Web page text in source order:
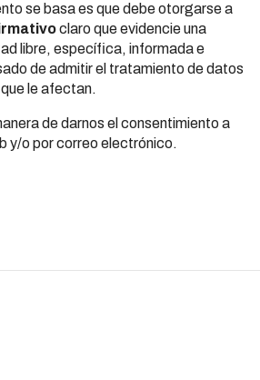
se basa es que debe otorgarse a
claro que evidencie una
libre, específica, informada e
de admitir el tratamiento de datos
le afectan.
de darnos el consentimiento a
y/o por correo electrónico.